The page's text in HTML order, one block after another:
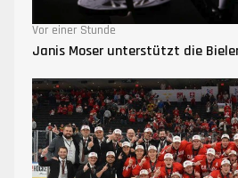
Vor einer Stunde
Janis Moser unterstützt die